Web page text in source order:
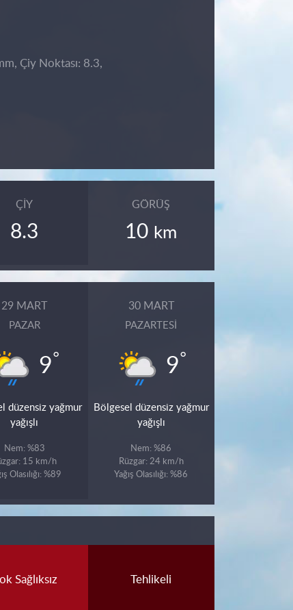
Çiy Noktası: 8.3,
ÇIY
8.3
GÖRÜŞ
10 km
29 MART
PAZAR
9°
düzensiz yağmur
yağışlı
Nem: %83
15 km/h
Olasılığı: %89
30 MART
PAZARTESI
9°
Bölgesel düzensiz yağmur
yağışlı
Nem: %86
Rüzgar: 24 km/h
Yağış Olasılığı: %86
Sağlıksız Tehlikeli